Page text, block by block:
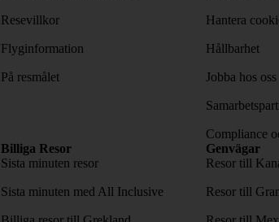
Resevillkor
Flyginformation
På resmålet
Hantera
Hållbarhet
Jobba hos oss
Compliance
Billiga Resor
Sista minuten resor
Sista minuten med All Inclusive
Genvägar
Resor till
Resor till